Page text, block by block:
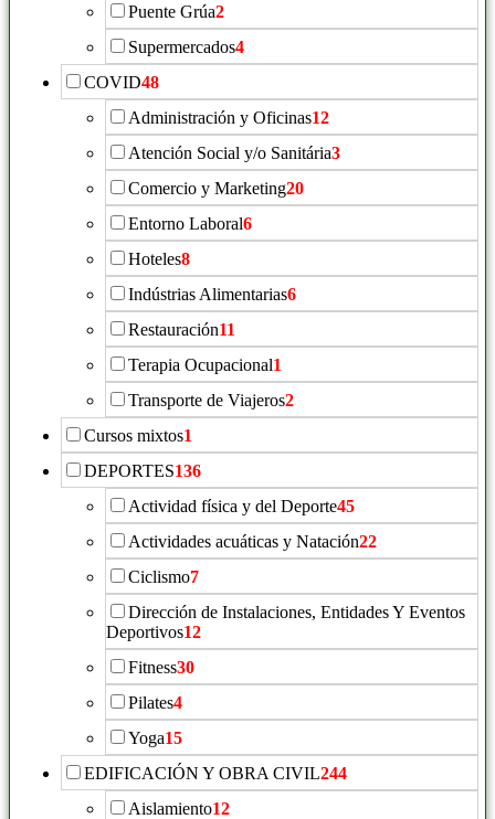
Puente Grúa2
Supermercados4
COVID48
Administración y Oficinas12
Atención Social y/o Sanitária3
Comercio y Marketing20
Entorno Laboral6
Hoteles8
Indústrias Alimentarias6
Restauración11
Terapia Ocupacional1
Transporte de Viajeros2
Cursos mixtos1
DEPORTES136
Actividad física y del Deporte45
Actividades acuáticas y Natación22
Ciclismo7
Dirección de Instalaciones, Entidades Y Eventos
Deportivos12
Fitness30
Pilates4
Yoga15
EDIFICACIÓN Y OBRA CIVIL244
Aislamiento12